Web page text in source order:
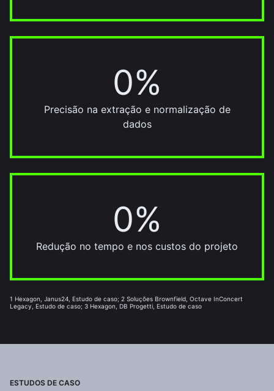
0%
90%
Precisão na extração e normalização de
dados
0%
20%
Redução no tempo e nos custos do projeto
1 Hexagon, Janus24, Estudo de caso; 2 Soluções Brownfield, Octave InConcert
Legacy, Estudo de caso; 3 Hexagon, DB Progetti, Estudo de caso
ESTUDOS DE CASO